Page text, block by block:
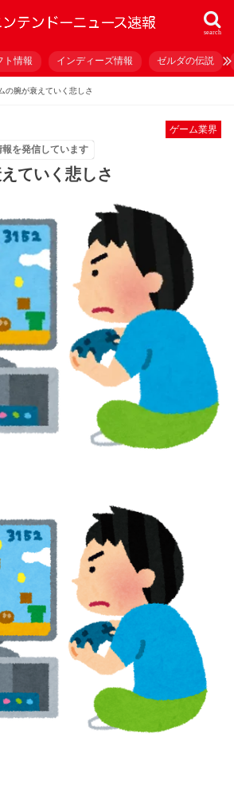
search
ト情報 インディーズ情報 ゼルダの伝説
の腕が衰えていく悲しさ
ゲーム業界
を発信しています
ていく悲しさ